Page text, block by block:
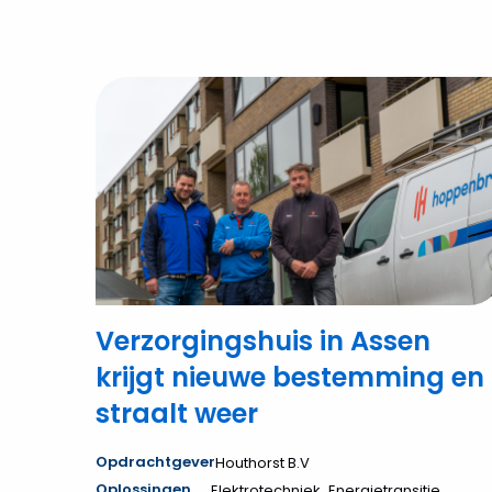
Verzorgingshuis
Assen
krijgt
nieuwe
bestemming
en
straalt
weer
Verzorgingshuis in Assen
krijgt nieuwe bestemming en
straalt weer
OpdrachtgeverHouthorst B.V